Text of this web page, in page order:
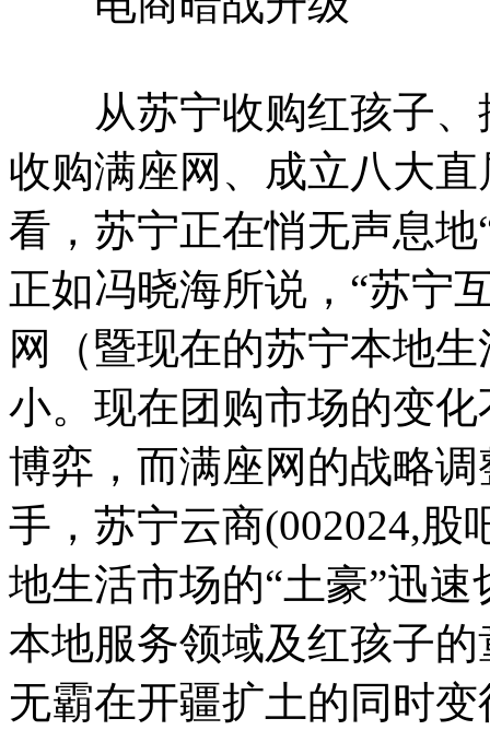
从苏宁收购红孩子、
收购满座网、成立八大
看，苏宁正在悄无声息
正如冯晓海所说，“苏宁
网（暨现在的苏宁本地
小。现在团购市场的变
博弈，而满座网的战略
手，苏宁云商(002024,
地生活市场的“土豪”迅
本地服务领域及红孩子
无霸在开疆扩土的同时